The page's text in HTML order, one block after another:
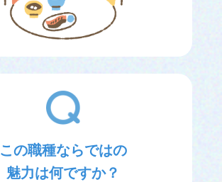
この職種ならではの
魅力は何ですか？